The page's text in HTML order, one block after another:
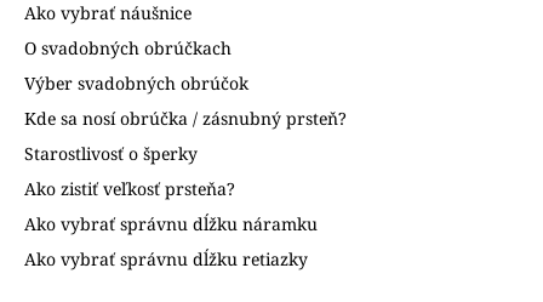
Ako vybrať náušnice
O svadobných obrúčkach
Výber svadobných obrúčok
Kde sa nosí obrúčka / zásnubný prsteň?
Starostlivosť o šperky
Ako zistiť veľkosť prsteňa?
Ako vybrať správnu dĺžku náramku
Ako vybrať správnu dĺžku retiazky